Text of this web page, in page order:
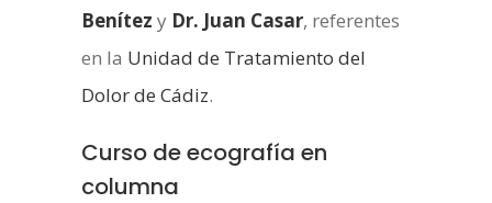
Benítez y Dr. Juan Casar, referentes
en la Unidad de Tratamiento del
Dolor de Cádiz.
Curso de ecografía en
columna